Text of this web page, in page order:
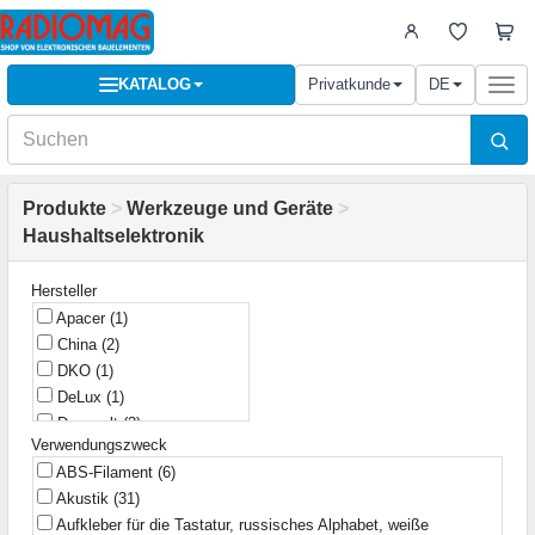
KATALOG Privatkunde DE
Produkte > Werkzeuge und Geräte >
Haushaltselektronik
Hersteller
Apacer (1)
China (2)
DKO (1)
DeLux (1)
Decovolt(3)
Demuda(2)
Emico(1)
FNIRSI (12)
GEOS(3)
Verwendungszweck
ABS-Filament (6)
Akustik (31)
Aufkleber für die Tastatur, russisches Alphabet, weiße